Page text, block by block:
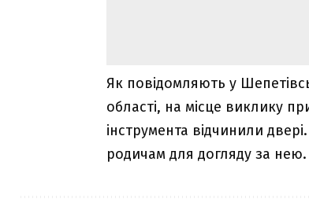
Як повідомляють у
області, на місце виклику
інструмента відчинили
родичам для догляду за нею.